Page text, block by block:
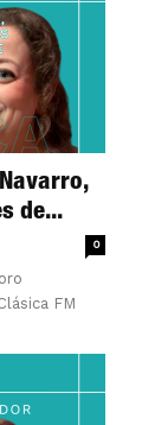
de...
0
FM